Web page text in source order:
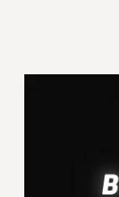
Foot